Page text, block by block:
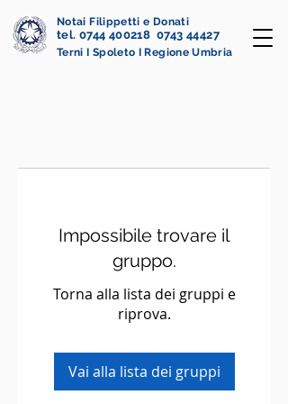
Notai Filippetti e Donati
tel. 0744 400218 0743 44427
Terni I Spoleto I Regione Umbria
Impossibile trovare il
gruppo.
Torna alla lista dei gruppi e
riprova.
Vai alla lista dei gruppi